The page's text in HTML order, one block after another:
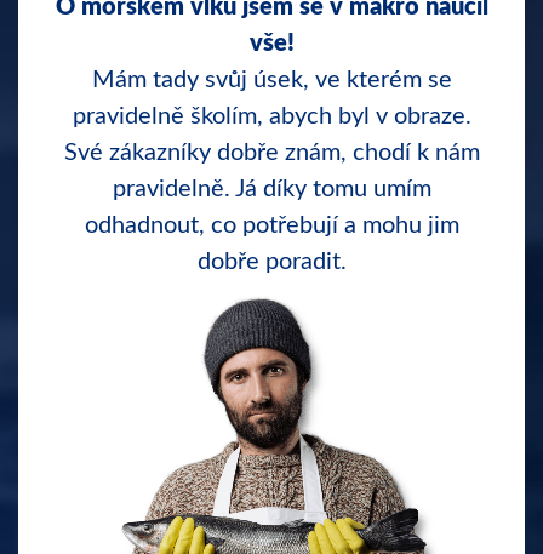
O mořském vlku jsem se v makro naučil
vše!
Mám tady svůj úsek, ve kterém se
pravidelně školím, abych byl v obraze.
Své zákazníky dobře znám, chodí k nám
pravidelně. Já díky tomu umím
odhadnout, co potřebují a mohu jim
dobře poradit.